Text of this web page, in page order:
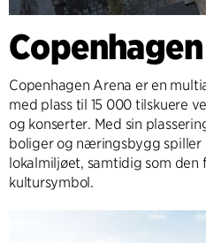
Copenhagen Arena er en
med plass til 15 000 tilskuere
og konserter. Med sin
boliger og næringsbygg spiller
lokalmiljøet, samtidig som den
kultursymbol.